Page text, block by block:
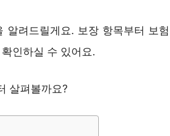
려드릴게요. 보장 항목부터 보험
인하실 수 있어요.
살펴볼까요?